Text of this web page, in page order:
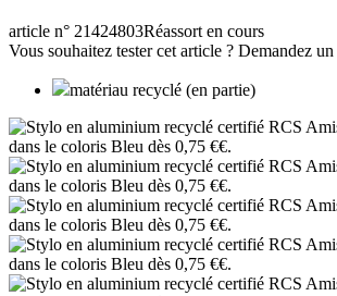
article n° 21424803Réassort en cours
Vous souhaitez tester cet article ? Demandez
matériau recyclé (en partie)